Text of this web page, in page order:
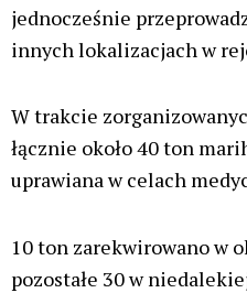
Zoran Zaev zaprzeczył w
marihuaną.
To skandaliczne
jakikolwiek
dotyczącymi